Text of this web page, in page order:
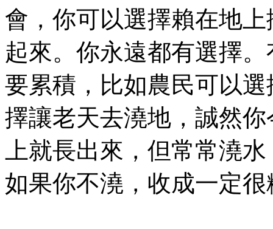
會，你可以選擇賴在地
起來。你永遠都有選擇
要累積，比如農民可以
擇讓老天去澆地，誠然
上就長出來，但常常澆
如果你不澆，收成一定